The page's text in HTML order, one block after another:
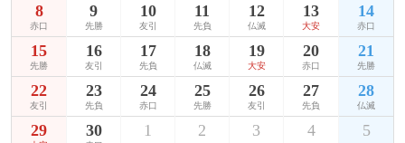
8
赤口
9
先勝
10
友引
11
先負
12
仏滅
13
大安
14
赤口
15
先勝
16
友引
17
先負
18
仏滅
19
大安
20
赤口
21
先勝
22
友引
23
先負
24
赤口
25
先勝
26
友引
27
先負
28
仏滅
29 30 1 2 3 4 5